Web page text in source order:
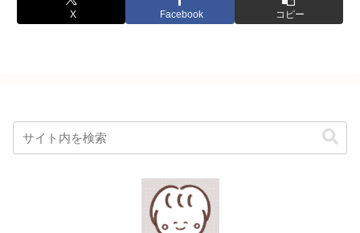
X Facebook コピー